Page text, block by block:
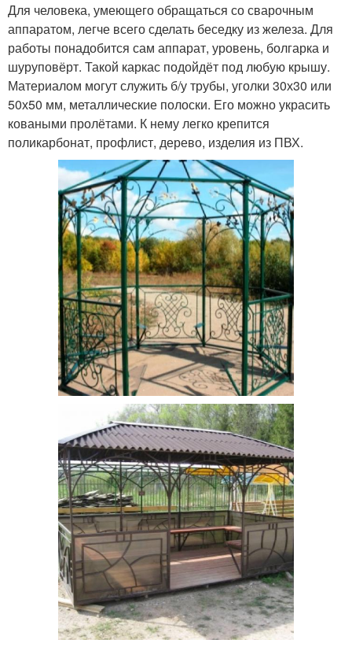
Для человека, умеющего обращаться со сварочным
аппаратом, легче всего сделать беседку из железа. Для
работы понадобится сам аппарат, уровень, болгарка и
шуруповёрт. Такой каркас подойдёт под любую крышу.
Материалом могут служить б/у трубы, уголки 30х30 или
50х50 мм, металлические полоски. Его можно украсить
коваными пролётами. К нему легко крепится
поликарбонат, профлист, дерево, изделия из ПВХ.